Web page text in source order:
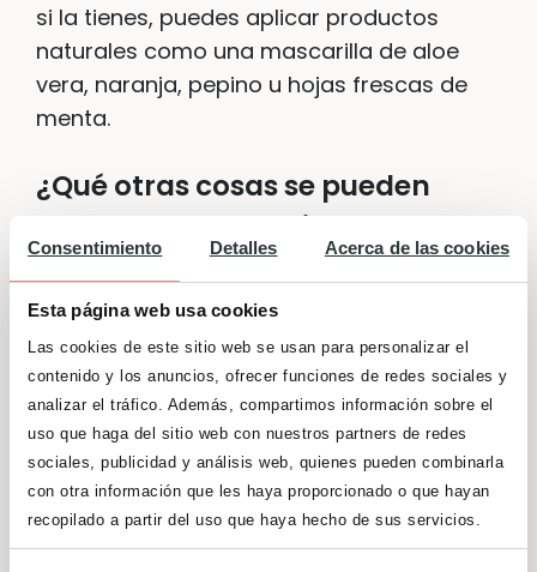
Consentimiento Detalles Acerca de las cookies
Esta página web usa cookies
Las cookies de este sitio web se usan para personalizar el
contenido y los anuncios, ofrecer funciones de redes sociales y
analizar el tráfico. Además, compartimos información sobre el
uso que haga del sitio web con nuestros partners de redes
sociales, publicidad y análisis web, quienes pueden combinarla
con otra información que les haya proporcionado o que hayan
recopilado a partir del uso que haya hecho de sus servicios.
si la tienes, puedes aplicar productos
naturales como una mascarilla de aloe
vera, naranja, pepino u hojas frescas de
menta.
¿Qué otras cosas se pueden
hacer para prevenir su
aparición?
Una buena hidratación
, mantener una
alimentación sanay practicar algo de
ejercicioresultan clave para no aumentar
aún más los niveles de grasa de tu piel.
La alimentación es clave para nuestro
cuerpo también en el embarazo, y